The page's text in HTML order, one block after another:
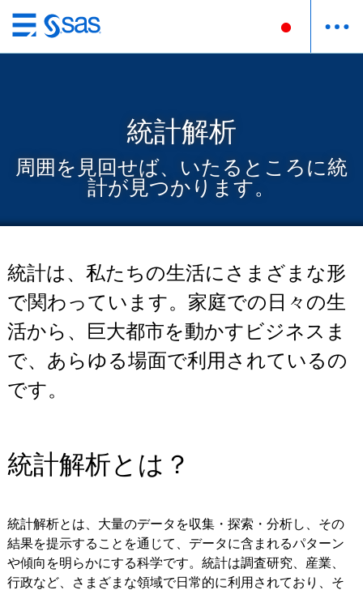
Skip
to
統計解析
周囲を見回せば、いたるところに統
計が見つかります。
統計は、私たちの生活にさまざまな形
で関わっています。家庭での日々の生
活から、巨大都市を動かすビジネスま
で、あらゆる場面で利用されているの
です。
統計解析とは？
統計解析とは、大量のデータを収集・探索・分析し、その
結果を提示することを通じて、データに含まれるパターン
や傾向を明らかにする科学です。統計は調査研究、産業、
行政など、さまざまな領域で日常的に利用されており、そ